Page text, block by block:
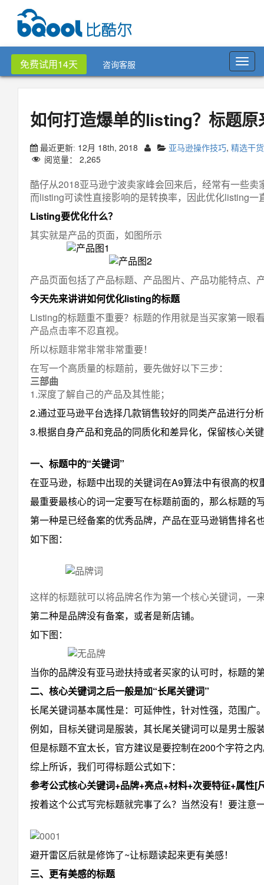
免费试用14天 咨询客服
如何打造爆单的listing？标题原
最近更新: 12月 18th, 2018 亚马逊操作技巧, 精选干货
阅览量： 2,265
酷仔从2018亚马逊宁波卖家峰会回来后，经常有一些
而listing可读性直接影响的是转换率，因此优化listing一
Listing要优化什么？
其实就是产品的页面，如图所示
产品页面包括了产品标题、产品图片、产品功能特点
今天先来讲讲如何优化listing的标题
Listing的标题重不重要？标题的作用就是当买家第一眼
产品点击率不忍直视。
所以标题非常非常非常重要！
在写一个高质量的标题前，要先做好以下三步：
三部曲
1.深度了解自己的产品及其性能；
2.通过亚马逊平台选择几款销售较好的同类产品进行分
3.根据自身产品和竞品的同质化和差异化，保留核心关
一、标题中的“关键词”
在亚马逊，标题中出现的关键词在A9算法中有很高的
最重要最核心的词一定要写在标题前面的，那么标题的
第一种是已经备案的优秀品牌，产品在亚马逊销售排名
如下图：
这样的标题就可以将品牌名作为第一个核心关键词，
第二种是品牌没有备案，或者是新店铺。
如下图：
当你的品牌没有亚马逊扶持或者买家的认可时，标题
二、核心关键词之后一般是加“长尾关键词”
长尾关键词基本属性是：可延伸性，针对性强，范围广
例如，目标关键词是服装，其长尾关键词可以是男士服
但是标题不宜太长，官方建议是要控制在200个字符之
综上所诉，我们可得标题公式如下：
参考公式核心关键词+品牌+亮点+材料+次要特征+属性[
按着这个公式写完标题就完事了么？当然没有！要注意
避开雷区后就是修饰了~让标题读起来更有美感！
三、更有美感的标题